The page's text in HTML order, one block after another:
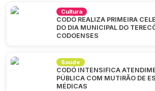
Cultura
CODÓ REALIZA PRIMEIRA
DO DIA MUNICIPAL DO
CODOENSES
Saúde
CODÓ INTENSIFICA
PÚBLICA COM MUTIRÃO DE
MÉDICAS